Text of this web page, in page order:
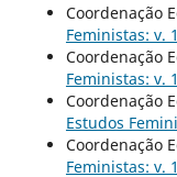
Coordenação
Feministas: v.
Coordenação
Feministas: v.
Coordenação
Estudos
Coordenação
Feministas: v.